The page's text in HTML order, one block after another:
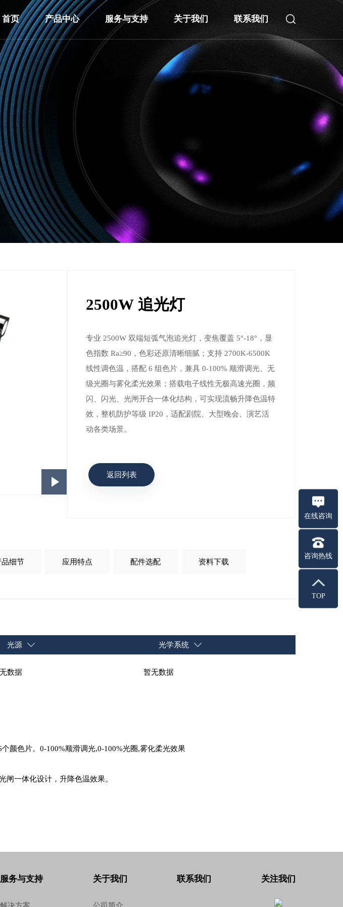
首页 产品中心 服务与支持 关于我们 联系我们
2500W 追光灯
专业 2500W 双端短弧气泡追光灯，变焦覆盖 5°-18°，显
色指数 Ra≥90，色彩还原清晰细腻；支持 2700K-6500K
线性调色温，搭配 6 组色片，兼具 0-100% 顺滑调光、无
级光圈与雾化柔光效果；搭载电子线性无极高速光圈，频
闪、闪光、光闸开合一体化结构，可实现流畅升降色温特
效，整机防护等级 IP20，适配剧院、大型晚会、演艺活
动各类场景。
返回列表
品细节 应用特点 配件选配 资料下载
光源
数据
光学系统
暂无数据
颜色片。0-100%顺滑调光,0-100%光圈,雾化柔光效果
闸一体化设计，升降色温效果。
服务与支持
解决方案
关于我们
公司简介
联系我们 关注我们
在线咨询
咨询热线
TOP